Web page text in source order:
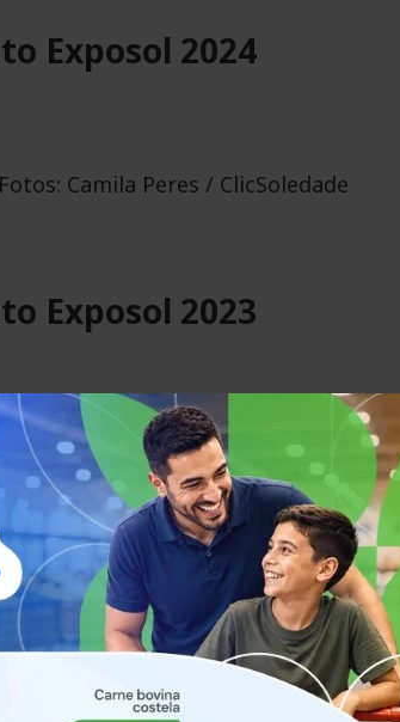
Exposol 2024
Camila Peres / ClicSoledade
Exposol 2023
Silvio Souza / ClicSoledade
Exposol 2023
Camila Peres / ClicSoledade